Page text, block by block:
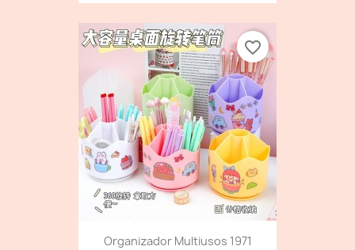
Organizador Multiusos 1971
favorite_border